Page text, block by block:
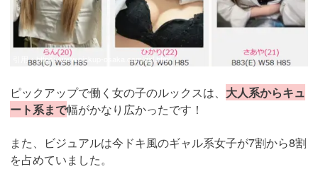
引用：https://www.pickup-osaka.com/girl.html
ピックアップで働く女の子のルックスは、 大人系からキュ
ート系まで幅がかなり広かったです！
また、ビジュアルは今ドキ風のギャル系女子が7割から8割
を占めていました。